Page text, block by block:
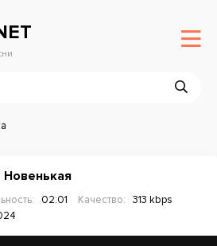
02:01 Качество:
313 kbps